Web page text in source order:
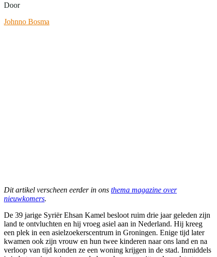
Door
Johnno Bosma
Dit artikel verscheen eerder in ons thema magazine over
nieuwkomers.
De 39 jarige Syriër Ehsan Kamel besloot ruim drie jaar geleden zijn
land te ontvluchten en hij vroeg asiel aan in Nederland. Hij kreeg
een plek in een asielzoekerscentrum in Groningen. Enige tijd later
kwamen ook zijn vrouw en hun twee kinderen naar ons land en na
verloop van tijd konden ze een woning krijgen in de stad. Inmiddels